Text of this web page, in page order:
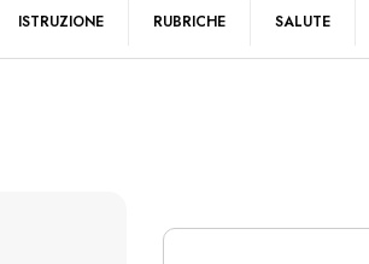
ISTRUZIONE RUBRICHE SALUTE